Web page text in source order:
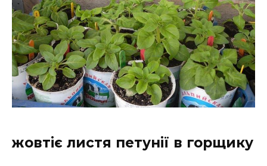
жовтіє листя петунії в горщику